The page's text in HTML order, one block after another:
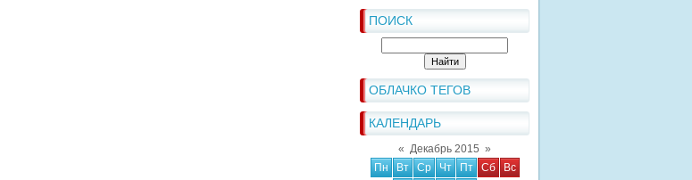
ПОИСК
ОБЛАЧКО ТЕГОВ
КАЛЕНДАРЬ
« Декабрь 2015 »
Пн
Вт Ср Чт Пт Сб
Вс